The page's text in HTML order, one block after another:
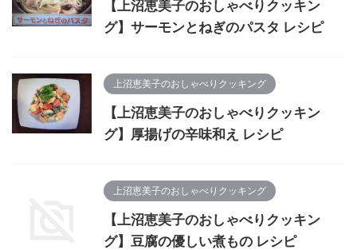
【上沼恵美子のおしゃべりクッキン
グ】サーモンとねぎのパスタ レシピ
上沼恵美子のおしゃべりクッキング
【上沼恵美子のおしゃべりクッキン
グ】厚揚げの辛味和え レシピ
上沼恵美子のおしゃべりクッキング
【上沼恵美子のおしゃべりクッキン
グ】豆腐の優しい煮もの レシピ